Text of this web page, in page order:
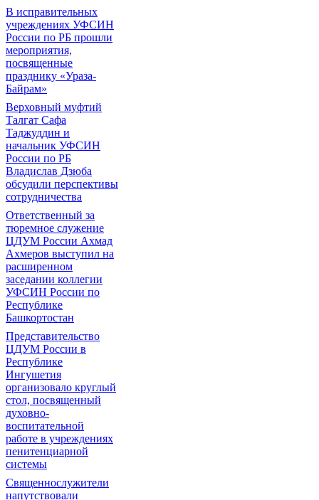
В исправительных
учреждениях УФСИН
России по РБ прошли
мероприятия,
посвященные
празднику «Ураза-
Байрам»
Верховный муфтий
Талгат Сафа
Таджуддин и
начальник УФСИН
России по РБ
Владислав Дзюба
обсудили перспективы
сотрудничества
Ответственный за
тюремное служение
ЦДУМ России Ахмад
Ахмеров выступил на
расширенном
заседании коллегии
УФСИН России по
Республике
Башкортостан
Представительство
ЦДУМ России в
Республике
Ингушетия
организовало круглый
стол, посвященный
духовно-
воспитательной
работе в учреждениях
пенитенциарной
системы
Священнослужители
напутствовали